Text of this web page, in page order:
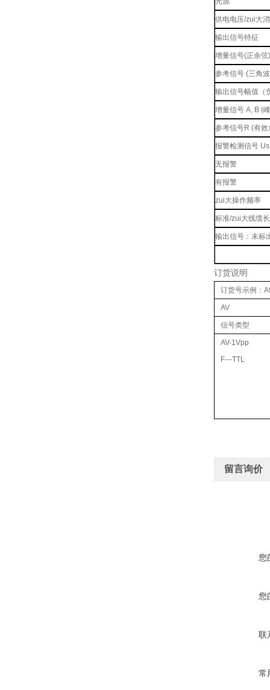
供电电压/zui大
输出信号特征
增量信号(正余弦)
参考信号 (三角
输出信号幅值（
增量信号 A, B (
参考信号R (有效
报警检测信号 Us
无报警
有报警
zui大操作频率
标准/zui大线缆
输出信号：未标
订货说明
订货号示例：
AV
信号类型
AV-1Vpp
F---TTL
留言询价
您
您
联
常